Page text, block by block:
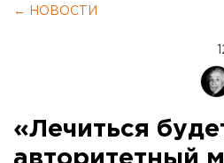
← НОВОСТИ
«Лечиться
авторитетный